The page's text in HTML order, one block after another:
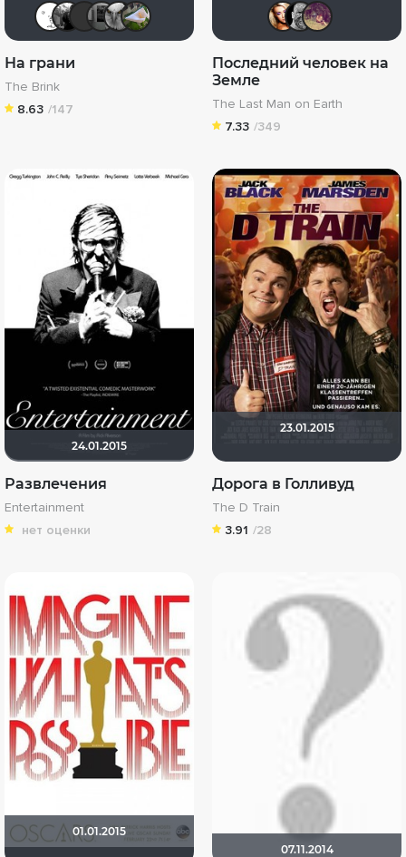
Deviane
Фокс МалдерВладимир Дубов
На грани
The Brink
8.63 /147
Последний человек на
Земле
The Last Man on Earth
7.33 /349
24.01.2015
Развлечения
Entertainment
нет оценки
23.01.2015
Дорога в Голливуд
The D Train
3.91 /28
01.01.2015
07.11.2014